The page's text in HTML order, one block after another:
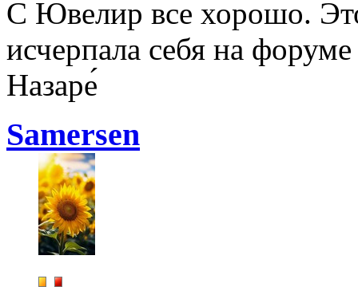
С Ювелир все хорошо.
исчерпала себя на
Назаре́
Samersen